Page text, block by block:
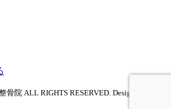
院 ALL RIGHTS RESERVED. Design by